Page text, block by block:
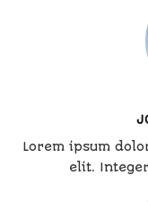
Lorem ipsum
elit.